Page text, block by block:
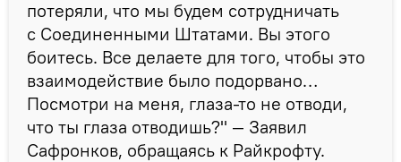
потеряли, что мы будем сотрудничать
с Соединенными Штатами. Вы этого
боитесь. Все делаете для того, чтобы это
взаимодействие было подорвано…
Посмотри на меня, глаза-то не отводи,
что ты глаза отводишь?" — Заявил
Сафронков, обращаясь к Райкрофту.